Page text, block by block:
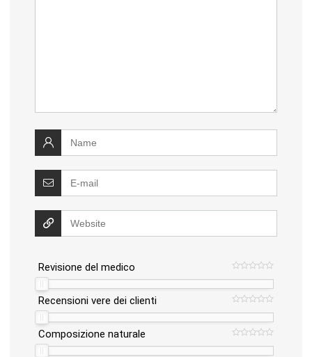
Revisione del medico
Recensioni vere dei clienti
Composizione naturale